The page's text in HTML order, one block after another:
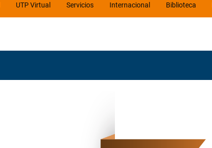
UTP Virtual Servicios Internacional Biblioteca